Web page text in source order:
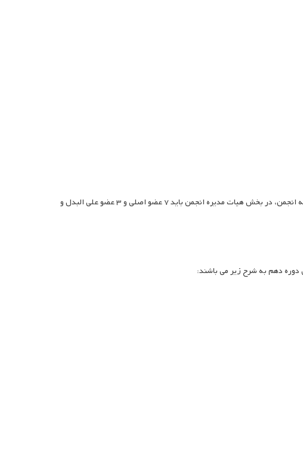
بر اساس دستورالعمل کمیسیون انجمن های علمی وزارت علوم و اساسنامه انجمن، در بخش هیات مدیره انجمن باید ۷ عضو اصلی و ۳ عضو علی البدل و
دوره دهم به شرح زیر می باشند: